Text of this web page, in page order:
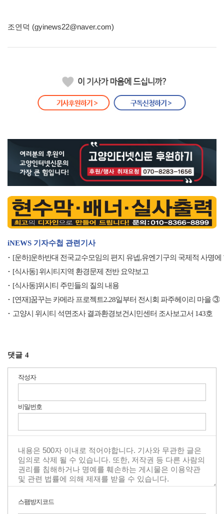
조연덕 (gyinews22@naver.com)
iNEWS 기자수첩 관련기사
[운하]운하반대 전국교수모임의 편지 유넵,유엔기구의 국제적 사명
[식사동] 위시티지역 환경문제 전반 요약보고
[식사동]위시티 주민들의 질의 내용
[연재]꿈꾸는 카메라 프로젝트2.28일부터 전시회 파주헤이리 마을 ③
고양시 위시티 석면조사 결과환경보건시민센터 조사보고서 143호
댓글 4
작성자
비밀번호
스팸방지코드